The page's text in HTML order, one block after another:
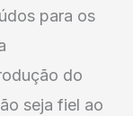
para os
do
seja fiel ao